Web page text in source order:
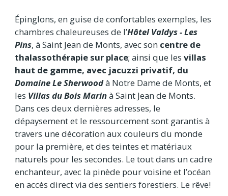
Épinglons, en guise de confortables exemples, les
chambres chaleureuses de l’Hôtel Valdys - Les
Pins, à Saint Jean de Monts, avec son centre de
thalassothérapie sur place; ainsi que les villas
haut de gamme, avec jacuzzi privatif, du
Domaine Le Sherwoodà Notre Dame de Monts, et
les Villas du Bois Marinà Saint Jean de Monts.
Dans ces deux dernières adresses, le
dépaysement et le ressourcement sont garantis à
travers une décoration aux couleurs du monde
pour la première, et des teintes et matériaux
naturels pour les secondes. Le tout dans un cadre
enchanteur, avec la pinède pour voisine et l’océan
en accès direct via des sentiers forestiers. Le rêve!